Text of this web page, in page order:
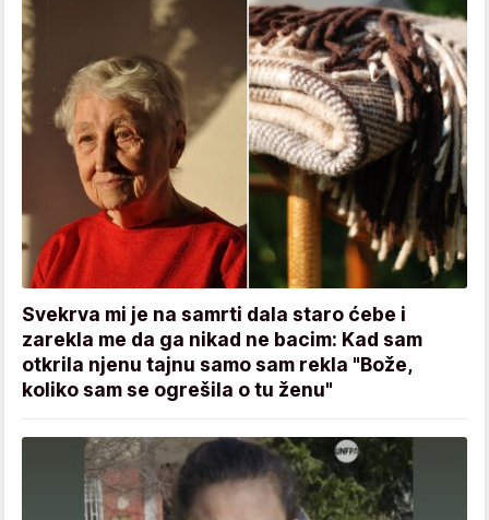
Svekrva mi je na samrti dala staro ćebe i
zarekla me da ga nikad ne bacim: Kad sam
otkrila njenu tajnu samo sam rekla "Bože,
koliko sam se ogrešila o tu ženu"